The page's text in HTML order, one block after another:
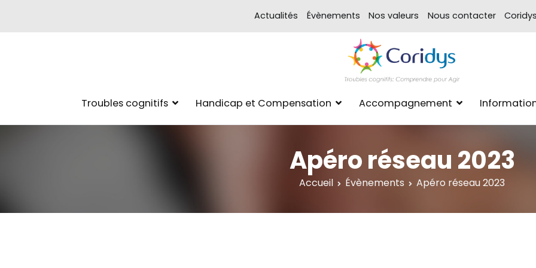
Actualités Évènements Nos valeurs Nous contacter
xpertise
Troubles cognitifs Handicap et Compensation Accompagnement
Apéro réseau 2023
Accueil Évènements Apéro réseau 2023